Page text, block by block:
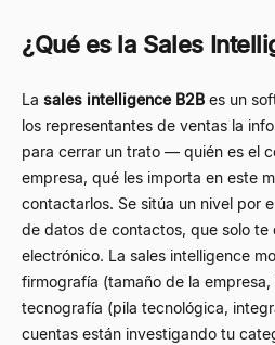
¿Qué es la Sales
La sales intelligence B2B es un
los representantes de ventas la
para cerrar un trato — quién es el
empresa, qué les importa en este
contactarlos. Se sitúa un nivel por
de datos de contactos, que solo te
electrónico. La sales intelligence
firmografía (tamaño de la
tecnografía (pila tecnológica,
cuentas están investigando tu